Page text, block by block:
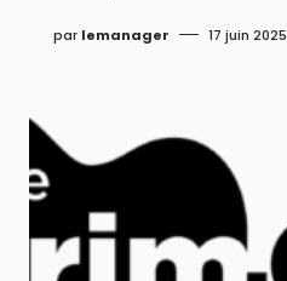
par lemanager 17 juin 2025